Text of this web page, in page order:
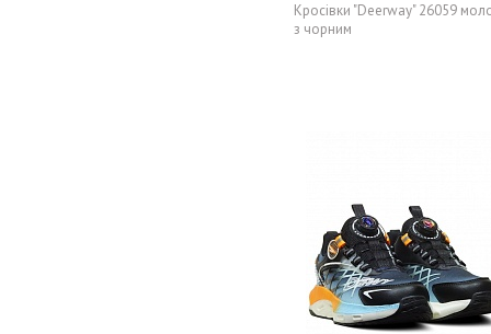
Кросівки "Deerway" 26059
з чорним